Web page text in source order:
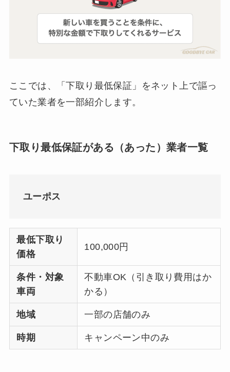
ここでは、「下取り最低保証」をネット上で謳っ
ていた業者を一部紹介します。
下取り最低保証がある（あった）業者一覧
ユーポス
最低下取り
価格
100,000円
条件・対象
車両
不動車OK（引き取り費用はか
かる）
地域 一部の店舗のみ
時期 キャンペーン中のみ